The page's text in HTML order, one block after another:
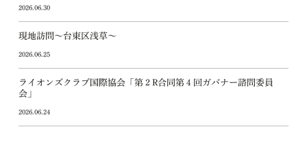
2026.06.30
現地訪問～台東区浅草～
2026.06.25
ライオンズクラブ国際協会「第２R合同第４回ガバナー諮問委員
会」
2026.06.24